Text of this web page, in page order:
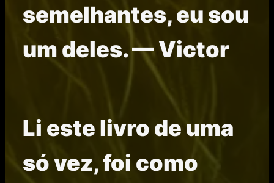
semelhantes, eu sou
um deles. — Victor
Li este livro de uma
só vez, foi como